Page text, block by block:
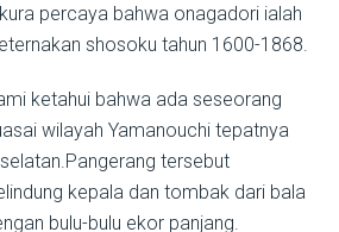
percaya bahwa onagadori ialah
shosoku tahun 1600-1868.
ketahui bahwa ada seseorang
wilayah Yamanouchi tepatnya
tersebut
kepala dan tombak dari bala
bulu-bulu ekor panjang.